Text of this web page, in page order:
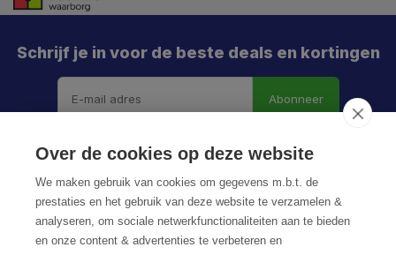
Schrijf je in voor de beste deals en kortingen
Abonneer
Over de cookies op deze website
We maken gebruik van cookies om gegevens m.b.t. de
prestaties en het gebruik van deze website te verzamelen &
analyseren, om sociale netwerkfunctionaliteiten aan te bieden
en onze content & advertenties te verbeteren en